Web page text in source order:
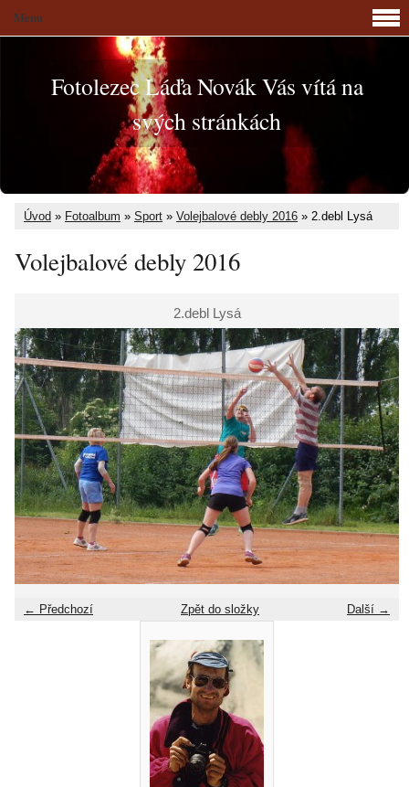
Fotolezec Láďa Novák Vás vítá na
svých stránkách
Úvod » Fotoalbum » Sport » Volejbalové debly 2016 » 2.debl Lysá
Volejbalové debly 2016
2.debl Lysá
← Předchozí Další →
Zpět do složky
Menu